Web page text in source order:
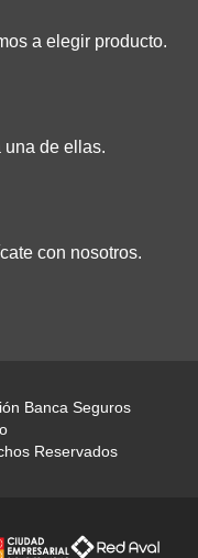
a elegir producto.
una de ellas.
con nosotros.
Banca Seguros
Reservados